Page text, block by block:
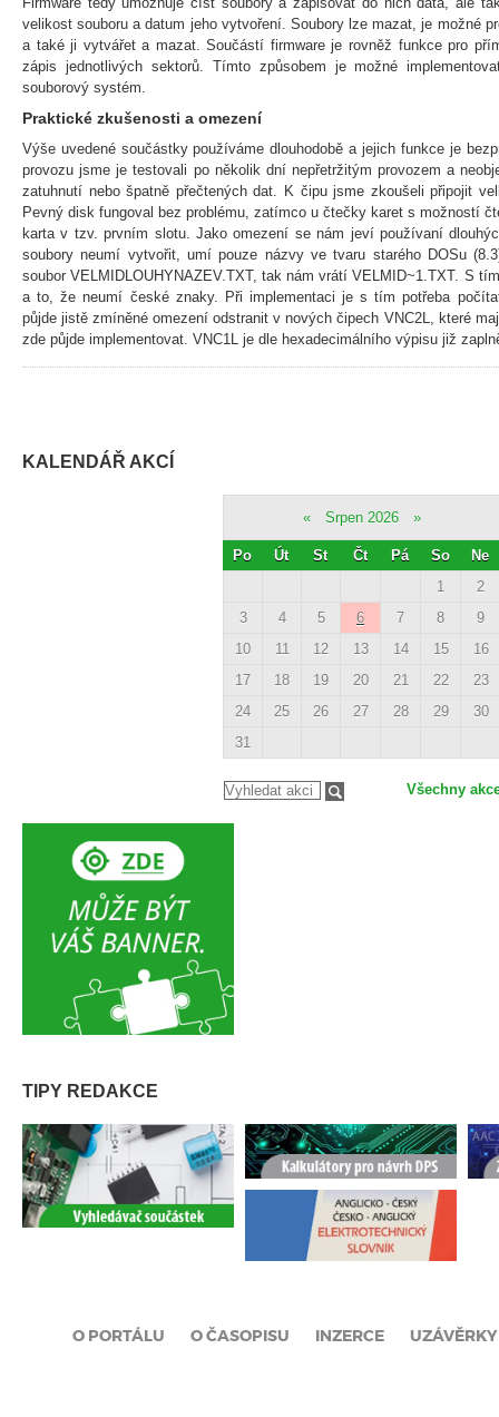
velikost souboru a datum jeho vytvoření. Soubory lze mazat, je možné
a také ji vytvářet a mazat. Součástí firmware je rovněž funkce pro
zápis jednotlivých sektorů. Tímto způsobem je možné
souborový systém.
Praktické zkušenosti a omezení
Výše uvedené součástky používáme dlouhodobě a jejich funkce je
provozu jsme je testovali po několik dní nepřetržitým provozem a
zatuhnutí nebo špatně přečtených dat. K čipu jsme zkoušeli připojit
Pevný disk fungoval bez problému, zatímco u čtečky karet s možností
karta v tzv. prvním slotu. Jako omezení se nám jeví používaní
soubory neumí vytvořit, umí pouze názvy ve tvaru starého DOSu
soubor VELMIDLOUHYNAZEV.TXT, tak nám vrátí VELMID~1.TXT. S
a to, že neumí české znaky. Při implementaci je s tím potřeba
půjde jistě zmíněné omezení odstranit v nových čipech VNC2L, které
zde půjde implementovat. VNC1L je dle hexadecimálního výpisu již
KALENDÁŘ AKCÍ
« Srpen 2026 »
Po Út St Čt Pá So
Ne
1
2
3
4 5 6 7 8
9
10
11 12 13 14 15
16
17
18 19 20 21 22
23
24
25 26 27 28 29
30
31
Všechny
TIPY REDAKCE
O PORTÁLU O ČASOPISU INZERCE UZÁVĚRKY